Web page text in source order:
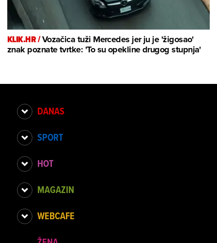
KLIK.HR /Vozačica tuži Mercedes jer ju je 'žigosao'
znak poznate tvrtke: 'To su opekline drugog stupnja'
DANAS
SPORT
HOT
MAGAZIN
WEBCAFE